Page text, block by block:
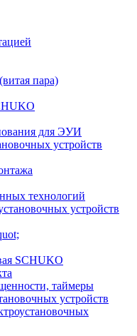
пара)
для ЭУИ
устройств
технологий
устройств
SCHUKO
таймеры
устройств